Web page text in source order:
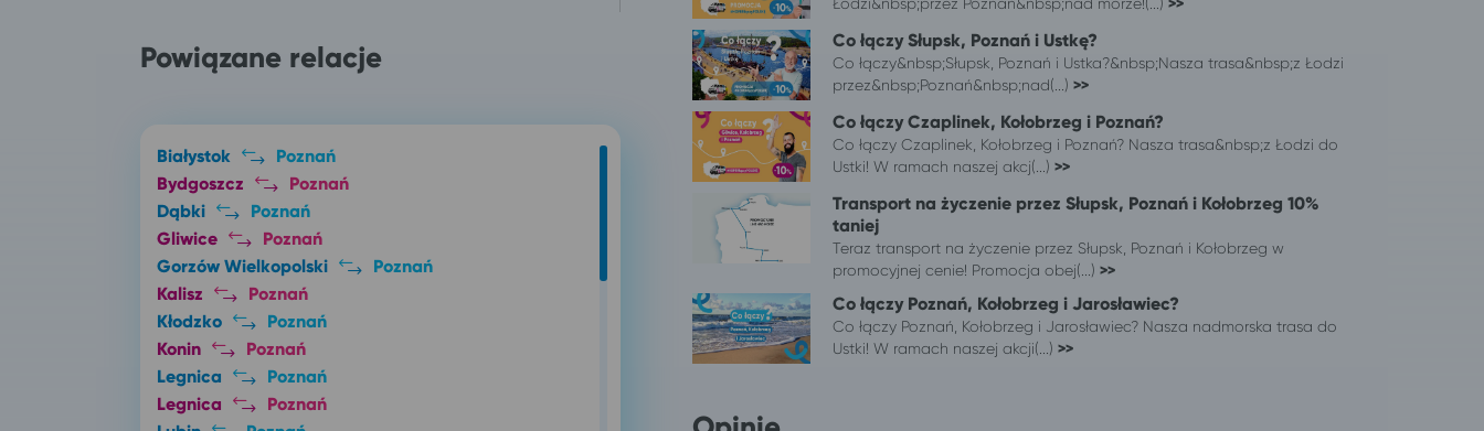
Powiązane relacje
Białystok
Poznań
Bydgoszcz
Poznań
Dąbki
Poznań
Gliwice
Poznań
Gorzów Wielkopolski
Poznań
Kalisz
Poznań
Kłodzko
Poznań
Konin
Poznań
Legnica
Poznań
Legnica
Poznań
Co łączy Słupsk, Poznań i Ustkę?
Co łączy&nbsp;Słupsk, Poznań i Ustka?&nbsp;Nasza trasa&nbsp;z Łodzi
przez&nbsp;Poznań&nbsp;nad(...) >>
Co łączy Czaplinek, Kołobrzeg i Poznań?
Co łączy Czaplinek, Kołobrzeg i Poznań? Nasza trasa&nbsp;z Łodzi do
Ustki! W ramach naszej akcj(...) >>
Transport na życzenie przez Słupsk, Poznań i Kołobrzeg 10%
taniej
Teraz transport na życzenie przez Słupsk, Poznań i Kołobrzeg w
promocyjnej cenie! Promocja obej(...) >>
Co łączy Poznań, Kołobrzeg i Jarosławiec?
Co łączy Poznań, Kołobrzeg i Jarosławiec? Nasza nadmorska trasa do
Ustki! W ramach naszej akcji(...) >>